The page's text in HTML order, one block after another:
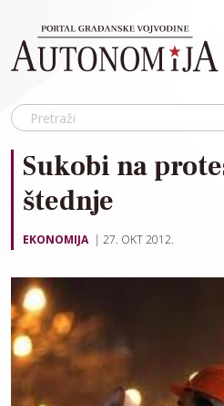
Sukobi na
štednje
EKONOMIJA 27. OKT 2012.